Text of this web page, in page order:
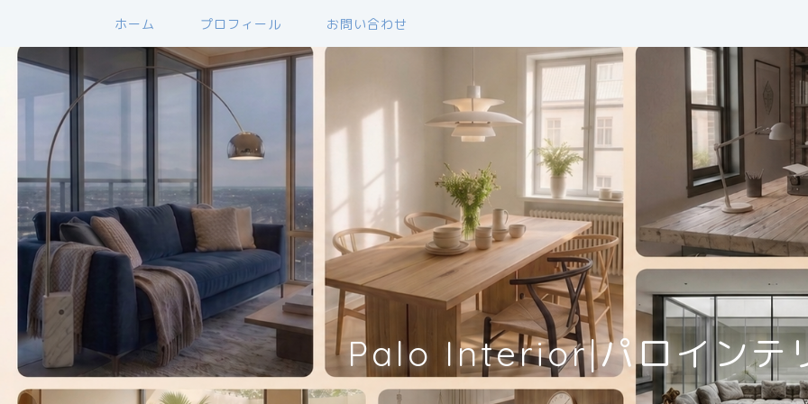
ホーム プロフィール お問い合わせ
Palo Interior|パロインテ